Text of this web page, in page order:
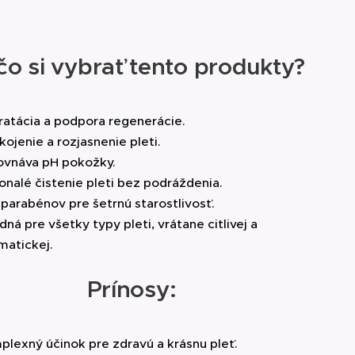
a nedráždi.
problematickej.
POTASSIUM SORBATE
zmien odporúčame
si vybrať tento produkty?
a podpora regenerácie.
a rozjasnenie pleti.
pH pokožky.
čistenie pleti bez podráždenia.
parabénov pre šetrnú starostlivosť.
pre všetky typy pleti, vrátane citlivej a
Prínosy:
účinok pre zdravú a krásnu pleť.